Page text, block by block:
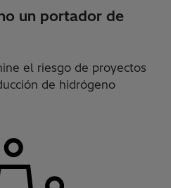
un portador de
el riesgo de proyectos
de hidrógeno